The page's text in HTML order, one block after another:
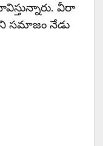
వీరా
సమాజం నేడు